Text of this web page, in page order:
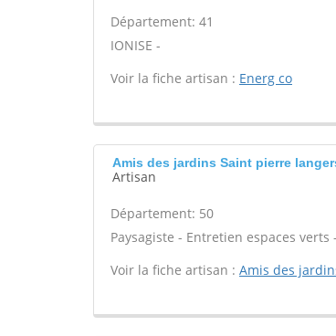
Département: 41
IONISE -
Voir la fiche artisan : Energ co
Amis des jardins Saint pierre
Artisan
Département: 50
Paysagiste - Entretien espaces
Voir la fiche artisan : Amis des